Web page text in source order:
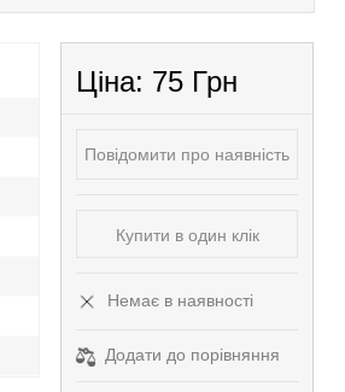
Ціна: 75 Грн
Повідомити про наявність
Купити в один клік
Немає в наявності
Додати до порівняння